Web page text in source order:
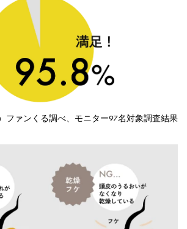
）ファンくる調べ、モニター97名対象調査結果